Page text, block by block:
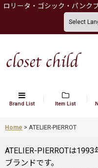
ロリータ・ゴシック・パンク
Brand List Item List
Home > ATELIER-PIERROT
ATELIER-PIERROTは
ブランドです。